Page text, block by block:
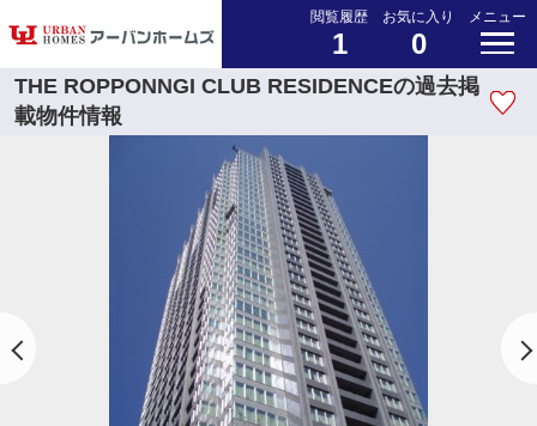
閲覧履歴
1
お気に入り
0
メニュー
THE ROPPONNGI CLUB RESIDENCEの過去掲
載物件情報